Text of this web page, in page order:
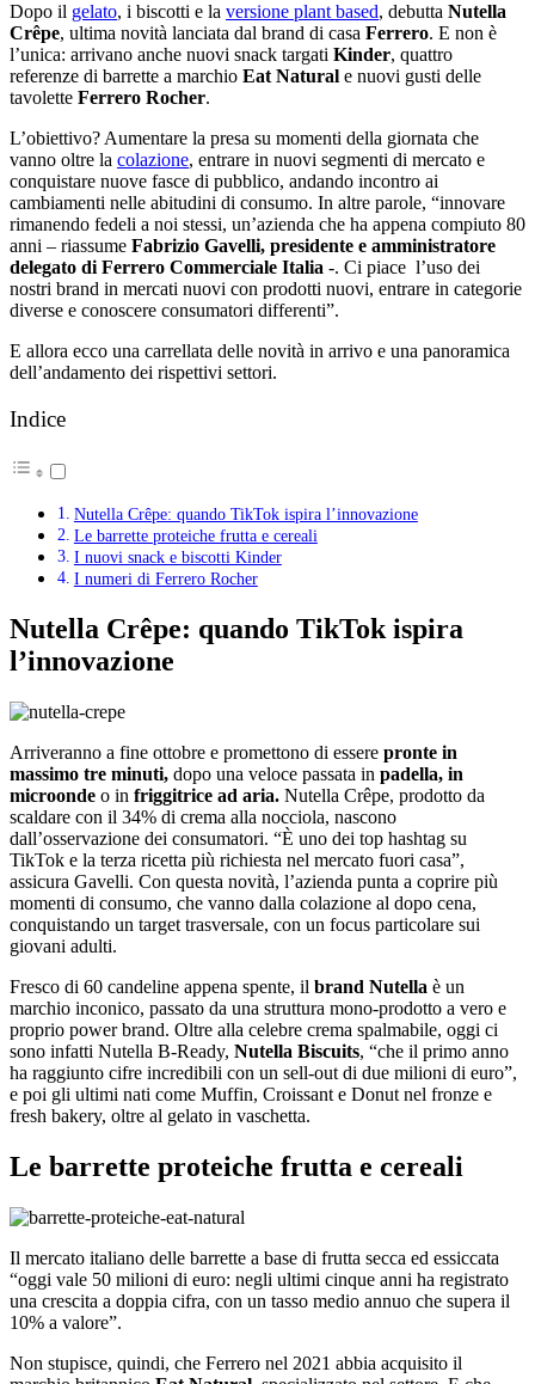
Dopo il gelato, i biscotti e la versione plant based, debutta Nutella
Crêpe, ultima novità lanciata dal brand di casa Ferrero. E non è
l’unica: arrivano anche nuovi snack targati Kinder, quattro
referenze di barrette a marchio Eat Natural e nuovi gusti delle
tavolette Ferrero Rocher.
L’obiettivo? Aumentare la presa su momenti della giornata che
vanno oltre la colazione, entrare in nuovi segmenti di mercato e
conquistare nuove fasce di pubblico, andando incontro ai
cambiamenti nelle abitudini di consumo. In altre parole, “innovare
rimanendo fedeli a noi stessi, un’azienda che ha appena compiuto 80
anni – riassume Fabrizio Gavelli, presidente e amministratore
delegato di Ferrero Commerciale Italia -. Ci piace l’uso dei
nostri brand in mercati nuovi con prodotti nuovi, entrare in categorie
diverse e conoscere consumatori differenti”.
E allora ecco una carrellata delle novità in arrivo e una panoramica
dell’andamento dei rispettivi settori.
Indice
Nutella Crêpe: quando TikTok ispira l’innovazione
Le barrette proteiche frutta e cereali
I nuovi snack e biscotti Kinder
I numeri di Ferrero Rocher
Nutella Crêpe: quando TikTok ispira
l’innovazione
Arriveranno a fine ottobre e promettono di essere pronte in
massimo tre minuti, dopo una veloce passata in padella, in
microonde o in friggitrice ad aria. Nutella Crêpe, prodotto da
scaldare con il 34% di crema alla nocciola, nascono
dall’osservazione dei consumatori. “È uno dei top hashtag su
TikTok e la terza ricetta più richiesta nel mercato fuori casa”,
assicura Gavelli. Con questa novità, l’azienda punta a coprire più
momenti di consumo, che vanno dalla colazione al dopo cena,
conquistando un target trasversale, con un focus particolare sui
giovani adulti.
Fresco di 60 candeline appena spente, il brand Nutella è un
marchio inconico, passato da una struttura mono-prodotto a vero e
proprio power brand. Oltre alla celebre crema spalmabile, oggi ci
sono infatti Nutella B-Ready, Nutella Biscuits, “che il primo anno
ha raggiunto cifre incredibili con un sell-out di due milioni di euro”,
e poi gli ultimi nati come Muffin, Croissant e Donut nel fronze e
fresh bakery, oltre al gelato in vaschetta.
Le barrette proteiche frutta e cereali
Il mercato italiano delle barrette a base di frutta secca ed essiccata
“oggi vale 50 milioni di euro: negli ultimi cinque anni ha registrato
una crescita a doppia cifra, con un tasso medio annuo che supera il
10% a valore”.
Non stupisce, quindi, che Ferrero nel 2021 abbia acquisito il